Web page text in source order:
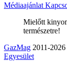
Médiaajánlat
Mielőtt
természetre!
GazMag 2011-2026
Egyesület